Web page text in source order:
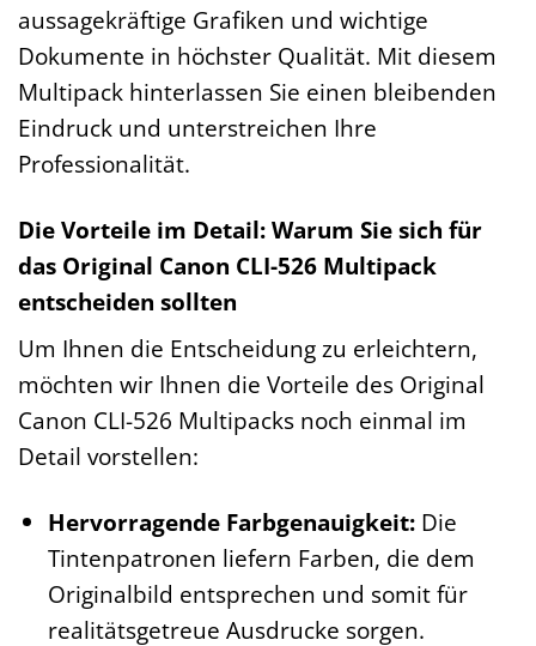
aussagekräftige Grafiken und wichtige
Dokumente in höchster Qualität. Mit diesem
Multipack hinterlassen Sie einen bleibenden
Eindruck und unterstreichen Ihre
Professionalität.
Die Vorteile im Detail: Warum Sie sich für
das Original Canon CLI-526 Multipack
entscheiden sollten
Um Ihnen die Entscheidung zu erleichtern,
möchten wir Ihnen die Vorteile des Original
Canon CLI-526 Multipacks noch einmal im
Detail vorstellen:
Hervorragende Farbgenauigkeit:Die
Tintenpatronen liefern Farben, die dem
Originalbild entsprechen und somit für
realitätsgetreue Ausdrucke sorgen.